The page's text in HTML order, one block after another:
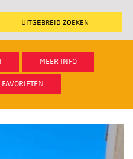
UITGEBREID ZOEKEN
MEER INFO